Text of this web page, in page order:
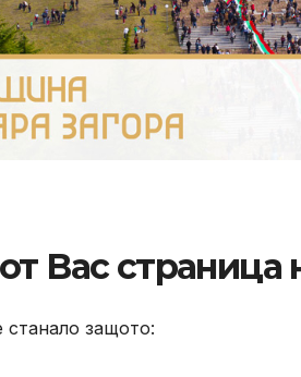
Вас страница
защото: